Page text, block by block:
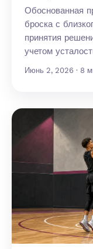
Обоснованная
броска с
принятия
учетом
Июнь 2, 2026 · 8